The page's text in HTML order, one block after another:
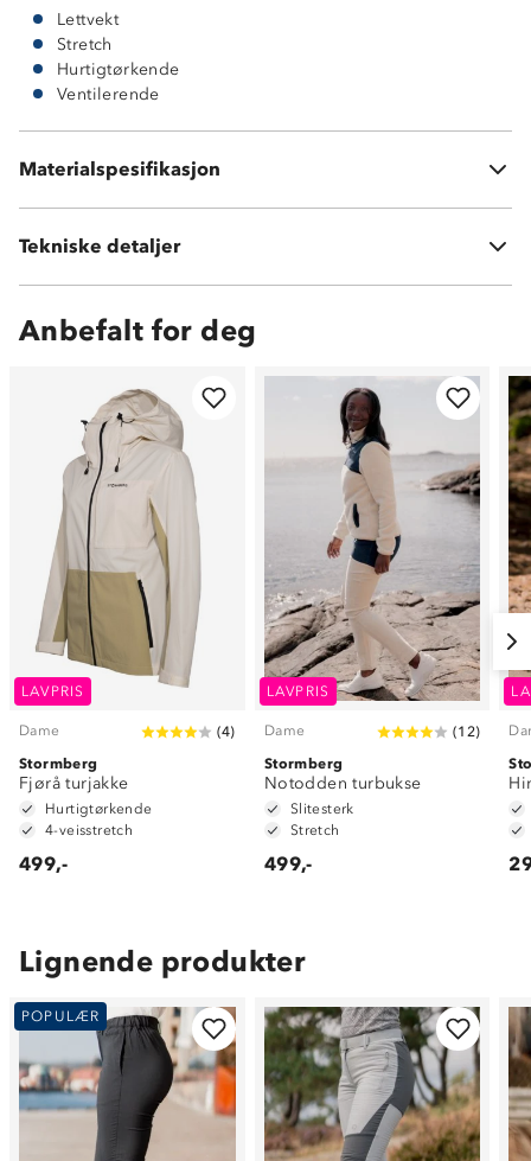
Lettvekt
Stretch
Hurtigtørkende
Ventilerende
Materialspesifikasjon
13 % elastan
Tekniske detaljer
Vekt:280 gram i str XS
Anbefalt for deg
LAVPRIS
Dame (4)
Stormberg
Fjørå turjakke
Hurtigtørkende
4-veisstretch
499,-
LAVPRIS
Dame (12)
Stormberg
Notodden turbukse
Slitesterk
Stretch
499,-
Lignende produkter
POPULÆR